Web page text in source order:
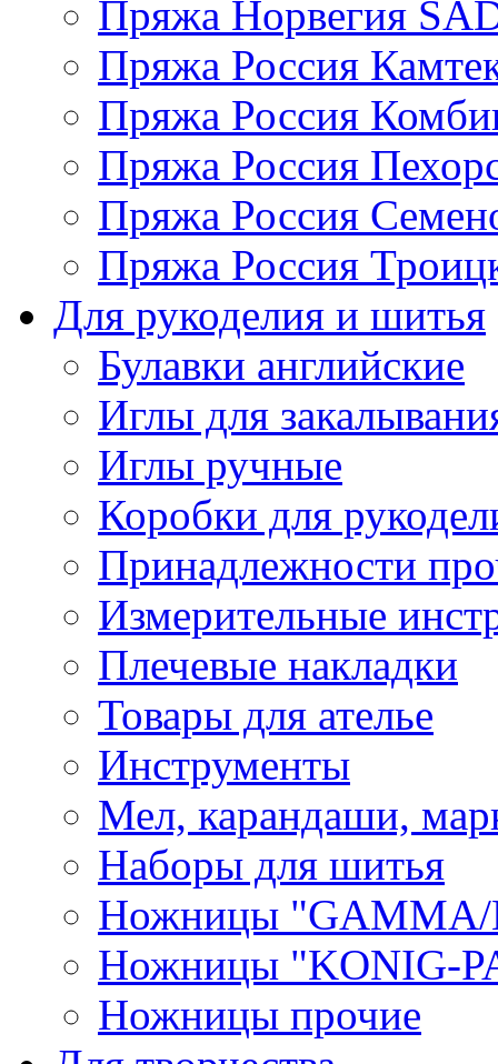
Пряжа Норвегия
Пряжа Россия
Пряжа Россия
Пряжа Россия
Пряжа Россия
Пряжа Россия
Для рукоделия и шитья
Булавки английские
Иглы для
Иглы ручные
Коробки для
Принадлежности
Измерительные
Плечевые накладки
Товары для ателье
Инструменты
Мел, карандаши,
Наборы для шитья
Ножницы "GAMMA/
Ножницы "KONIG-
Ножницы прочие